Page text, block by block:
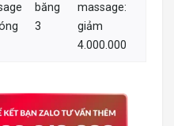
băng
3
massage:
giảm
4.000.000